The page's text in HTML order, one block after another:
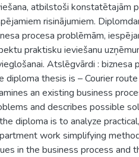
atbilstoši konstatētajām
risinājumiem.
procesa problēmām,
praktisku ieviešanu
Atslēgvārdi : biznesa
diploma thesis is – Courier
an existing business
and describes possible
diploma is to analyze
work simplifying
in the business process and